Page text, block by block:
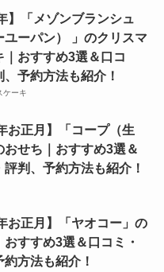
】「メゾンブランシュ
ユーパン） 」のクリスマ
｜おすすめ3選＆口コ
、予約方法も紹介！
ケーキ
お正月】「コープ（生
おせち｜おすすめ3選＆
評判、予約方法も紹介！
お正月】「ヤオコー」の
おすすめ3選＆口コミ・
方法も紹介！